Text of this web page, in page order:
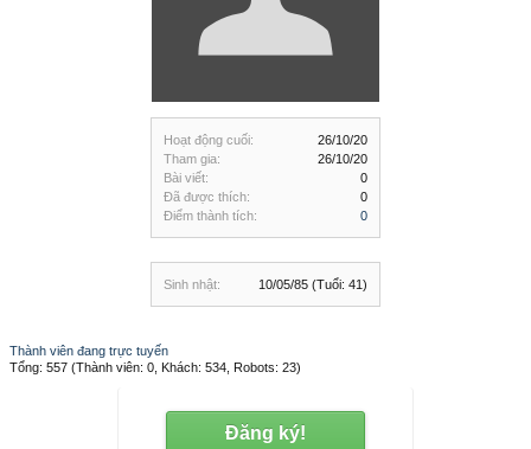
Hoạt động cuối:
26/10/20
Tham gia:
26/10/20
Bài viết:
0
Đã được thích:
0
Điểm thành tích:
0
Sinh nhật: 10/05/85 (Tuổi: 41)
Thành viên đang trực tuyến
Tổng: 557 (Thành viên: 0, Khách: 534, Robots: 23)
Đăng ký!